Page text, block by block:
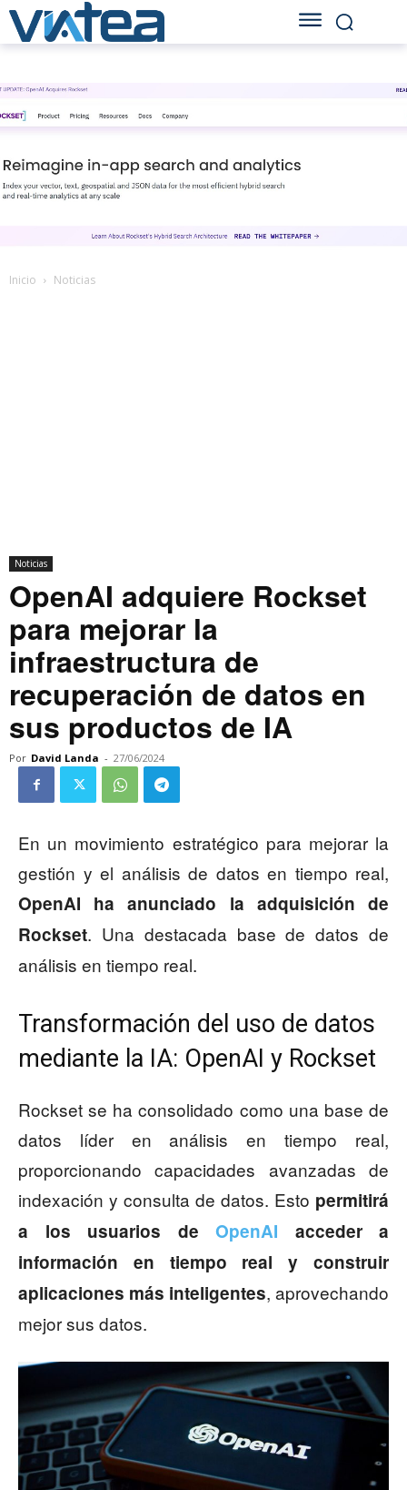
Inicio Noticias
Noticias
OpenAI adquiere Rockset
para mejorar la
infraestructura de
recuperación de datos en
sus productos de IA
Por David Landa - 27/06/2024
En un movimiento estratégico para mejorar la
gestión y el análisis de datos en tiempo real,
OpenAI ha anunciado la adquisición de
Rockset. Una destacada base de datos de
análisis en tiempo real.
Transformación del uso de datos
mediante la IA: OpenAI y Rockset
Rockset se ha consolidado como una base de
datos líder en análisis en tiempo real,
proporcionando capacidades avanzadas de
indexación y consulta de datos. Esto permitirá
a los usuarios de OpenAI acceder a
información en tiempo real y construir
aplicaciones más inteligentes, aprovechando
mejor sus datos.